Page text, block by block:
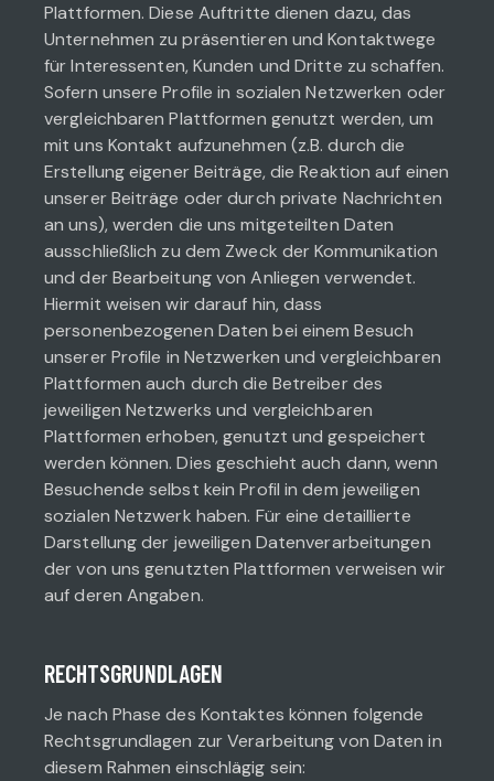
Plattformen. Diese Auftritte dienen dazu, das
Unternehmen zu präsentieren und Kontaktwege
für Interessenten, Kunden und Dritte zu schaffen.
Sofern unsere Profile in sozialen Netzwerken oder
vergleichbaren Plattformen genutzt werden, um
mit uns Kontakt aufzunehmen (z.B. durch die
Erstellung eigener Beiträge, die Reaktion auf einen
unserer Beiträge oder durch private Nachrichten
an uns), werden die uns mitgeteilten Daten
ausschließlich zu dem Zweck der Kommunikation
und der Bearbeitung von Anliegen verwendet.
Hiermit weisen wir darauf hin, dass
personenbezogenen Daten bei einem Besuch
unserer Profile in Netzwerken und vergleichbaren
Plattformen auch durch die Betreiber des
jeweiligen Netzwerks und vergleichbaren
Plattformen erhoben, genutzt und gespeichert
werden können. Dies geschieht auch dann, wenn
Besuchende selbst kein Profil in dem jeweiligen
sozialen Netzwerk haben. Für eine detaillierte
Darstellung der jeweiligen Datenverarbeitungen
der von uns genutzten Plattformen verweisen wir
auf deren Angaben.
RECHTSGRUNDLAGEN
Je nach Phase des Kontaktes können folgende
Rechtsgrundlagen zur Verarbeitung von Daten in
diesem Rahmen einschlägig sein: